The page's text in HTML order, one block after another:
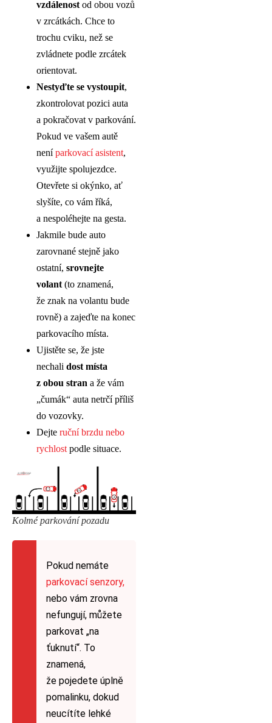
vzdálenost od obou vozů
v zrcátkách. Chce to
trochu cviku, než se
zvládnete podle zrcátek
orientovat.
Nestyďte se vystoupit,
zkontrolovat pozici auta
a pokračovat v parkování.
Pokud ve vašem autě
neníparkovací asistent,
využijte spolujezdce.
Otevřete si okýnko, ať
slyšíte, co vám říká,
a nespoléhejte na gesta.
Jakmile bude auto
zarovnané stejně jako
ostatní, srovnejte
volant (to znamená,
že znak na volantu bude
rovně) a zajeďte na konec
parkovacího místa.
Ujistěte se, že jste
nechali dost místa
z obou stran a že vám
„čumák“ auta netrčí příliš
do vozovky.
Dejte ruční brzdu nebo
rychlost podle situace.
Kolmé parkování pozadu
Pokud nemáte
parkovací senzory,
nebo vám zrovna
nefungují, můžete
parkovat „na
ťuknutí“. To
znamená,
že pojedete úplně
pomalinku, dokud
neucítíte lehké